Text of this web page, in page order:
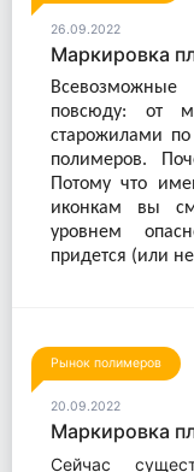
26.09.2022
Маркировка
повсюду: от
старожилами
полимеров.
Потому что
иконкам вы
уровнем
придется (или
Рынок полимеров
20.09.2022
Маркировка
Сейчас